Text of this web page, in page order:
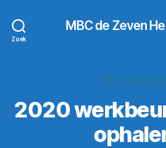
Zoek
MBC de Zeven
MBC
2020